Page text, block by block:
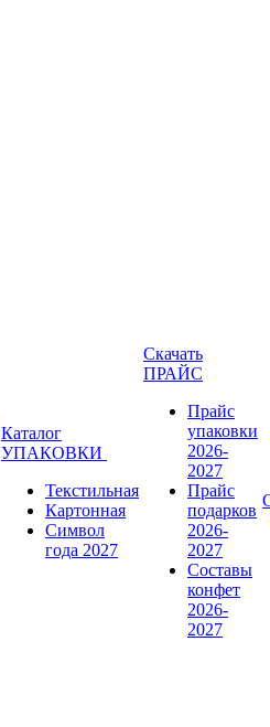
Каталог
УПАКОВКИ
Текстильная
Картонная
Символ
года 2027
Скачать
ПРАЙС
Прайс
упаковки
2026-
2027
Прайс
подарков
2026-
2027
Составы
конфет
2026-
2027